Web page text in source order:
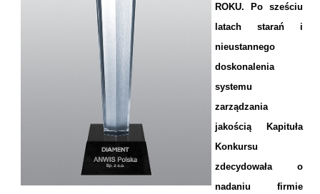
Firma ANWIS uhonorowana diamentową statuetką JAKOŚĆ ROKU
ROKU. Po sześciu
latach starań i
nieustannego
doskonalenia
systemu
zarządzania
jakością Kapituła
Konkursu
zdecydowała o
nadaniu firmie